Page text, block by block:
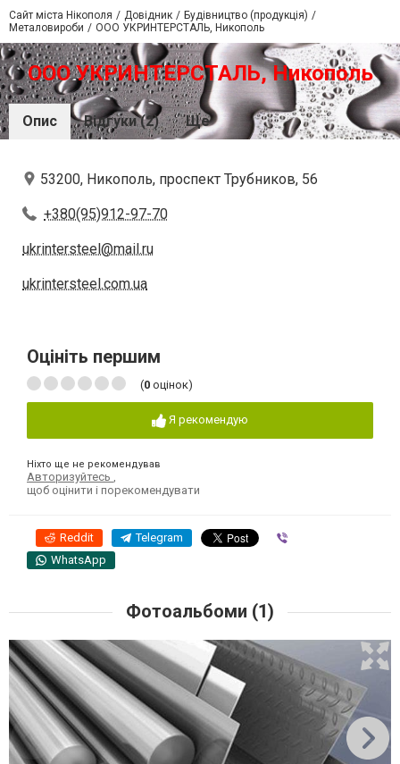
Сайт міста Нікополя Довідник
Будівництво (продукція)
Металовироби
ООО УКРИНТЕРСТАЛЬ, Никополь
ООО УКРИНТЕРСТАЛЬ, Никополь
Опис Відгуки (2) Ще
53200, Никополь, проспект Трубников, 56
+380(95)912-97-70
ukrintersteel@mail.ru
ukrintersteel.com.ua
Оцініть першим
(0 оцінок)
Я рекомендую
Ніхто ще не рекомендував
Авторизуйтесь
щоб оцінити і порекомендувати
Reddit Telegram
WhatsApp
Фотоальбоми (1)